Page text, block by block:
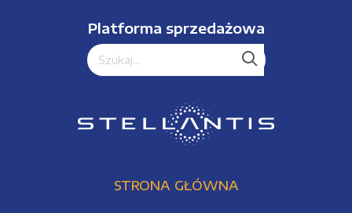
Platforma sprzedażowa
STRONA GŁÓWNA